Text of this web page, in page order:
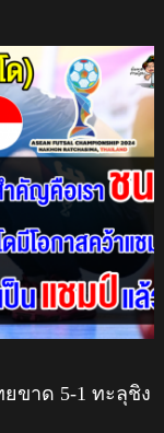
ขาด 5-1 ทะลุชิง